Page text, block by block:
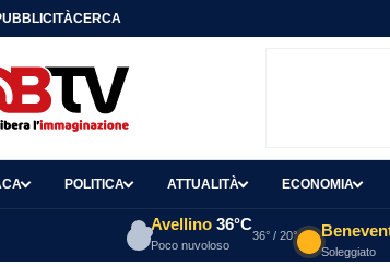
CERCA
POLITICA ATTUALITÀ ECONOMIA
Avellino 36°C
Poco nuvoloso
36° / 20°
Soleggiato